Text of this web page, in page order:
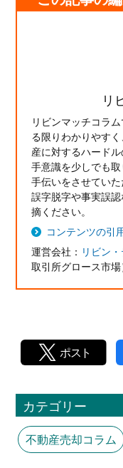
リ
リビンマッチコラ
る限りわかりやす
産に対するハード
手意識を少しでも
手伝いをさせていた
誤字脱字や事実誤
摘ください。
コンテンツの引
運営会社： リビン
取引所グロース市場
カテゴリー
不動産売却コラム